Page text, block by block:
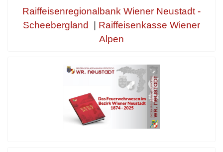
Raiffeisenregionalbank Wiener Neustadt -
Scheebergland
Raiffeisenkasse Wiener
Alpen